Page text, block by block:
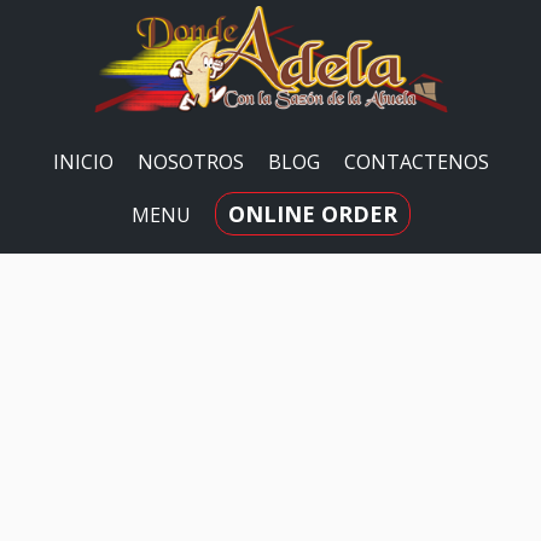
INICIO NOSOTROS BLOG
CONTACTENOS
MENU
ONLINE ORDER